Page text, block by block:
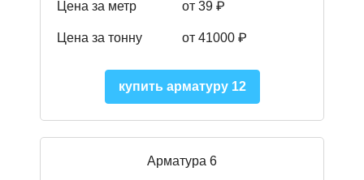
Цена за метр от 39 ₽
Цена за тонну от 41000 ₽
купить арматуру 12
Арматура 6